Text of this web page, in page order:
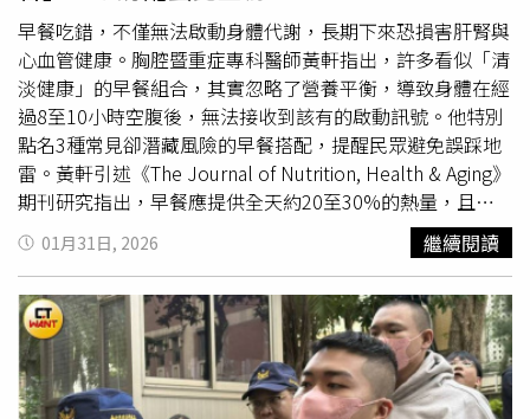
來說會是相當大的重創，她建議開藥醫師應將副作用跟風險
說清楚，開藥的劑量和時間越短越好，民眾把癮戒掉後，就
趕緊用健康的飲食和生活型態維持已瘦下的體重，或繼續往
目標前進。
針的民眾若需接受手術，務必事先告知麻醉醫師，並建議術
前至少停藥一週，以降低手術中嘔吐與吸入性肺炎的風險。
早餐吃錯，不僅無法啟動身體代謝，長期下來恐損害肝腎與
心血管健康。胸腔暨重症專科醫師黃軒指出，許多看似「清
淡健康」的早餐組合，其實忽略了營養平衡，導致身體在經
過8至10小時空腹後，無法接收到該有的啟動訊號。他特別
點名3種常見卻潛藏風險的早餐搭配，提醒民眾避免誤踩地
雷。黃軒引述《The Journal of Nutrition, Health & Aging》
期刊研究指出，早餐應提供全天約20至30%的熱量，且品
質良好的早餐與較佳的心血管代謝指標、腰圍控制與腎功能
表現息息相關。反之，若早餐內容貧乏、營養結構失衡，不
僅代謝緩慢，還可能影響肝腎機能與精神表現。三大早餐地
雷組合曝光：●牛奶＋雞蛋：缺碳水恐累肝腎這組合被許多
人視為「模範早餐」，但實際上蛋白質含量雖高，卻幾乎缺
乏碳水化合物。黃軒說明，早餐若沒有足夠碳水，會使胰島
素訊號不足，導致蛋白質被迫作為能量來源，無法發揮修復
01月31日, 2026 繼續閱讀